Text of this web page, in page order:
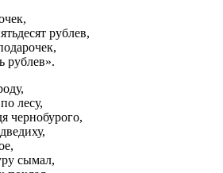
рублев,
рублев».
лесу,
чернобурого,
сымал,